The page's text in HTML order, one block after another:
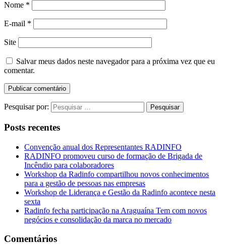
Nome *
E-mail *
Site
Salvar meus dados neste navegador para a próxima vez que eu
comentar.
Pesquisar por:
Posts recentes
Convenção anual dos Representantes RADINFO
RADINFO promoveu curso de formação de Brigada de
Incêndio para colaboradores
Workshop da Radinfo compartilhou novos conhecimentos
para a gestão de pessoas nas empresas
Workshop de Liderança e Gestão da Radinfo acontece nesta
sexta
Radinfo fecha participação na Araguaína Tem com novos
negócios e consolidação da marca no mercado
Comentários